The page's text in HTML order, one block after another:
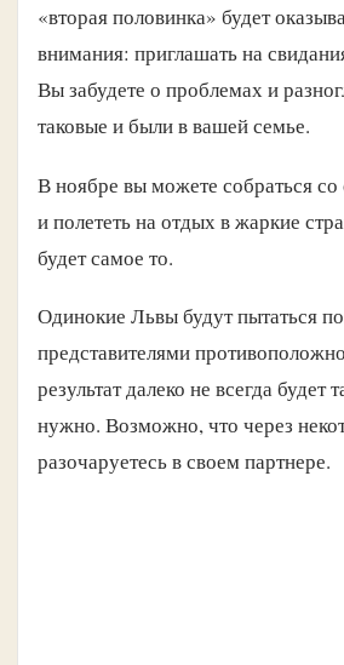
«вторая половинка» будет
внимания: приглашать на
Вы забудете о проблемах и
таковые и были в вашей семье.
В ноябре вы можете собраться
и полететь на отдых в жаркие
будет самое то.
Одинокие Львы будут пытаться
представителями
результат далеко не всегда будет
нужно. Возможно, что через
разочаруетесь в своем партнере.